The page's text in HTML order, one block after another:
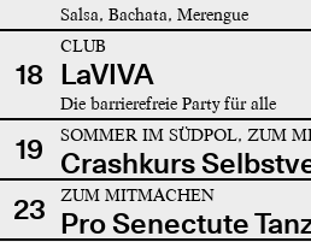
Salsa, Bachata, Merengue
18
CLUB
LaVIVA
Die barrierefreie Party für alle
19 SOMMER IM SÜDPOL, ZUM
Crashkurs
23
ZUM MITMACHEN
Pro Senectute